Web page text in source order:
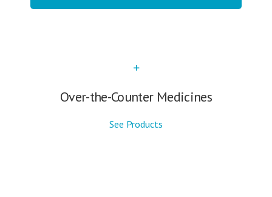
Over-the-Counter Medicines
See Products